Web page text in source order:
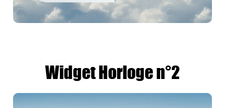
Widget Horloge n°2